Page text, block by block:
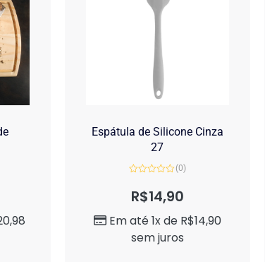
Espátula de Silicone Cinza
27
de
(0)
R$14,90
Em até 1x de R$14,90
sem juros